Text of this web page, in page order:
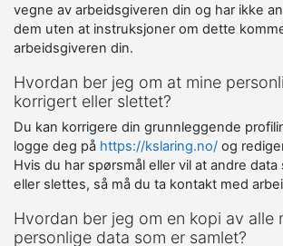
vegne av arbeidsgiveren din og har ikke
dem uten at instruksjoner om dette
arbeidsgiveren din.
Hvordan ber jeg om at mine
korrigert eller slettet?
Du kan korrigere din grunnleggende
logge deg på https://kslaring.no/ og
Hvis du har spørsmål eller vil at andre data
eller slettes, så må du ta kontakt med
Hvordan ber jeg om en kopi av alle
personlige data som er samlet?